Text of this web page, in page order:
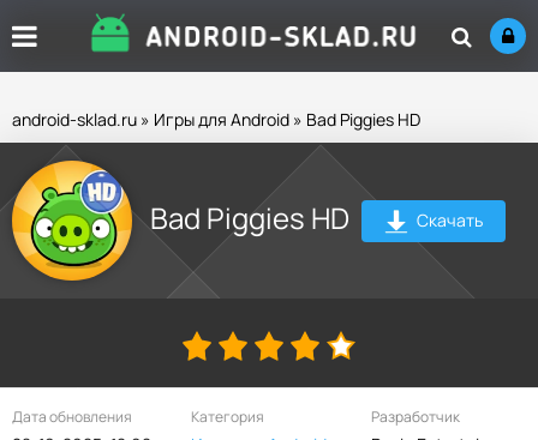
android-sklad.ru » Игры для Android » Bad Piggies HD
Bad Piggies HD Скачать
Дата обновления Категория Разработчик